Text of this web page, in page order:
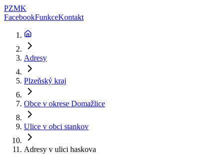
PZMK
FacebookFunkceKontakt
Adresy
Plzeňský kraj
Obce v okrese Domažlice
Ulice v obci stankov
Adresy v ulici haskova